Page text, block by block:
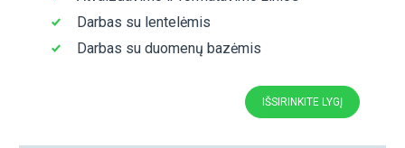
darbuotojų prašymas dėl nuotolinio darbo;
nuotolinio darbo ar jo nutraukimo forma;
Parsisiųsti